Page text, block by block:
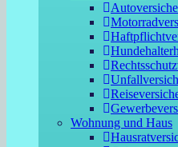
Wohnung und Haus